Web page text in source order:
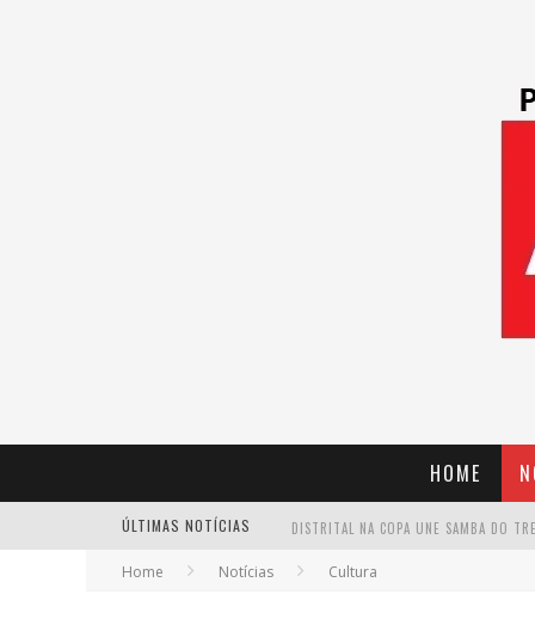
HOME
ÚLTIMAS NOTÍCIAS
Home Notícias Cultura